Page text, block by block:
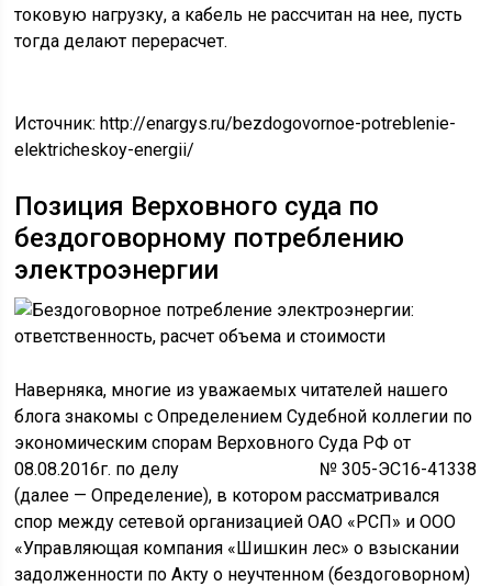
токовую нагрузку, а кабель не рассчитан на нее, пусть
тогда делают перерасчет.
Источник:http://enargys.ru/bezdogovornoe-potreblenie-
elektricheskoy-energii/
Позиция Верховного суда по
бездоговорному потреблению
электроэнергии
Наверняка, многие из уважаемых читателей нашего
блога знакомы с Определением Судебной коллегии по
экономическим спорам Верховного Суда РФ от
08.08.2016г. по делу № 305-ЭС16-41338
(далее — Определение), в котором рассматривался
спор между сетевой организацией ОАО «РСП» и ООО
«Управляющая компания «Шишкин лес» о взыскании
задолженности по Акту о неучтенном (бездоговорном)